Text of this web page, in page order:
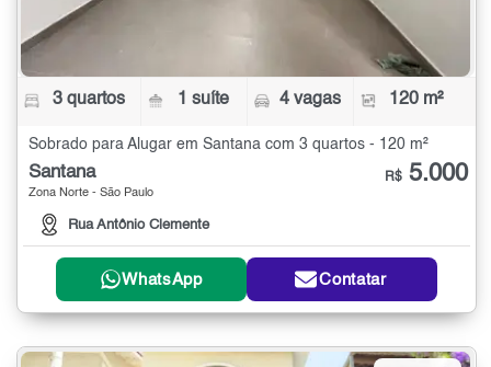
3 quartos 1 suíte 4 vagas 120 m²
Sobrado para Alugar em Santana com 3 quartos - 120 m²
Santana
Zona Norte - São Paulo
Rua Antônio Clemente
R$ 5.000
WhatsApp Contatar